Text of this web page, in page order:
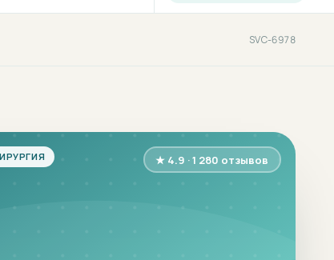
SVC-6978
★ 4.9 · 1 280 отзывов